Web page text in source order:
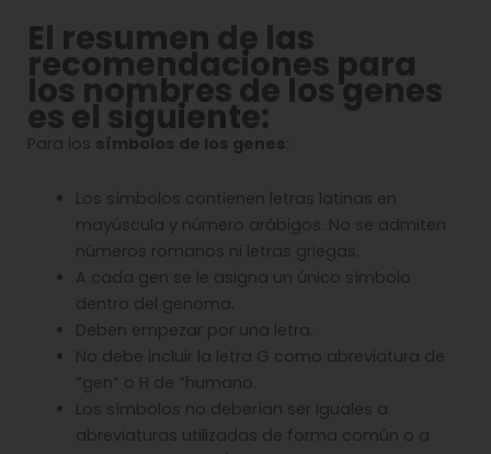
El resumen de las
recomendaciones para
los nombres de los genes
es el siguiente:
Para los símbolos de los genes:
Los símbolos contienen letras latinas en
mayúscula y número arábigos. No se admiten
números romanos ni letras griegas.
A cada gen se le asigna un único símbolo
dentro del genoma.
Deben empezar por una letra.
No debe incluir la letra G como abreviatura de
“gen” o H de “humano.
Los símbolos no deberían ser iguales a
abreviaturas utilizadas de forma común o a